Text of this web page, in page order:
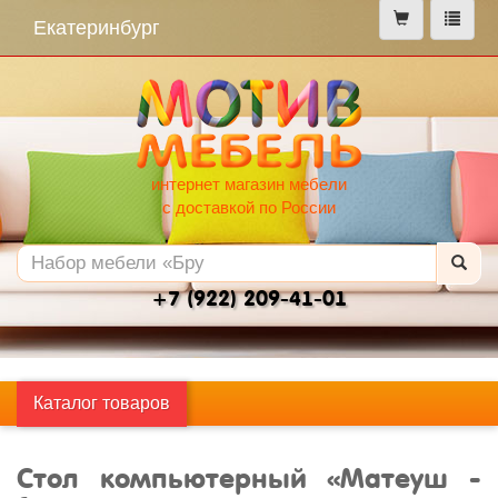
меню
Екатеринбург
интернет магазин мебели
с доставкой по России
+7 (922) 209-41-01
Каталог товаров
Стол компьютерный «Матеуш -